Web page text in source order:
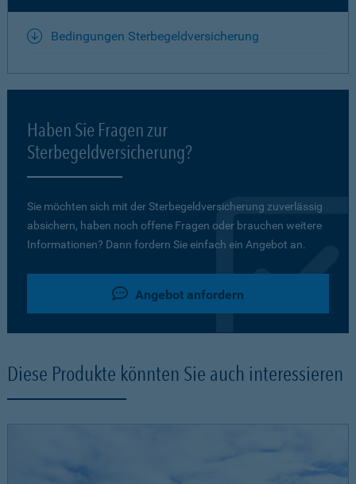
Bedingungen Sterbegeldversicherung
Haben Sie Fragen zur
Sterbegeldversicherung?
Sie möchten sich mit der Sterbegeldversicherung zuverlässig
absichern, haben noch offene Fragen oder brauchen weitere
Informationen? Dann fordern Sie einfach ein Angebot an.
Angebot anfordern
Diese Produkte könnten Sie auch interessieren